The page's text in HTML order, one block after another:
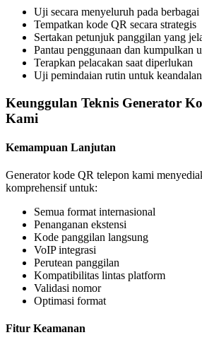
Uji secara menyeluruh pada berbagai
Tempatkan kode QR secara strategis
Sertakan petunjuk panggilan yang
Pantau penggunaan dan kumpulkan
Terapkan pelacakan saat diperlukan
Uji pemindaian rutin untuk keandalan
Keunggulan Teknis Generator
Kami
Kemampuan Lanjutan
Generator kode QR telepon kami
komprehensif untuk:
Semua format internasional
Penanganan ekstensi
Kode panggilan langsung
VoIP integrasi
Perutean panggilan
Kompatibilitas lintas platform
Validasi nomor
Optimasi format
Fitur Keamanan